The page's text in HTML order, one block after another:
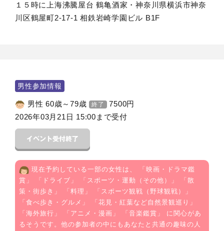
１５時に上海沸騰屋台 鶴亀酒家・神奈川県横浜市神奈
川区鶴屋町2-17-1 相鉄岩崎学園ビル B1F
男性参加情報
男性 60歳～79歳 終了 7500円
2026年03月21日 15:00まで受付
現在予約している一部の女性は、 「 映画・ドラマ鑑
賞 」 「 ドライブ 」 「 スポーツ・運動（その他） 」 「 散
策・街歩き 」 「 料理 」 「 スポーツ観戦（野球観戦）
」
「 食べ歩き・グルメ 」 「 花見・紅葉など自然景観巡り 」
「 海外旅行 」 「 アニメ・漫画 」 「 音楽鑑賞 」 に関心があ
るそうです。他の参加者の中にもあなたと共通の趣味の人